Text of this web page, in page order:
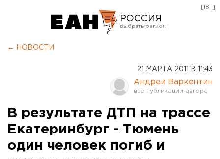
РОССИЯ
Оренбург
[18+]
← НОВОСТИ
21 МАРТА 2011 В 11:43
Андрей Варкентин
В результате ДТП на трассе
Екатеринбург - Тюмень
один человек погиб и